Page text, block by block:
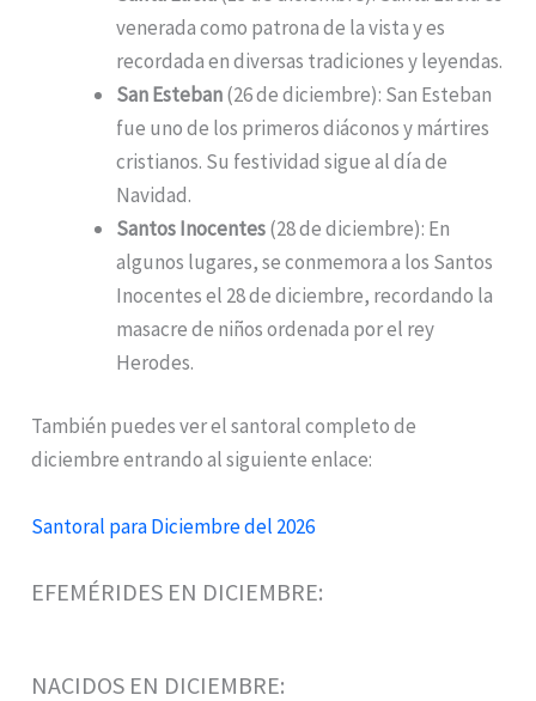
venerada como patrona de la vista y es
recordada en diversas tradiciones y leyendas.
San Esteban(26 de diciembre): San Esteban
fue uno de los primeros diáconos y mártires
cristianos. Su festividad sigue al día de
Navidad.
Santos Inocentes(28 de diciembre): En
algunos lugares, se conmemora a los Santos
Inocentes el 28 de diciembre, recordando la
masacre de niños ordenada por el rey
Herodes.
También puedes ver el santoral completo de
diciembre entrando al siguiente enlace:
Santoral para Diciembre del 2026
EFEMÉRIDES EN DICIEMBRE:
NACIDOS EN DICIEMBRE: